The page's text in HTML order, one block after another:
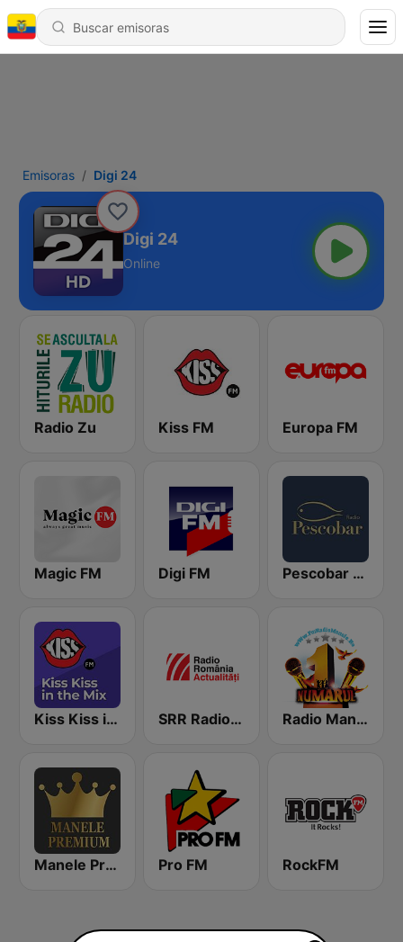
Emisoras Digi 24
Digi 24
Online
Radio Zu Kiss FM Europa FM
Magic FM Digi FM Pescobar Radio
Kiss Kiss in the Mix Radio SRR Radio România Actualităţi Radio Manele
Manele Premium Pro FM RockFM